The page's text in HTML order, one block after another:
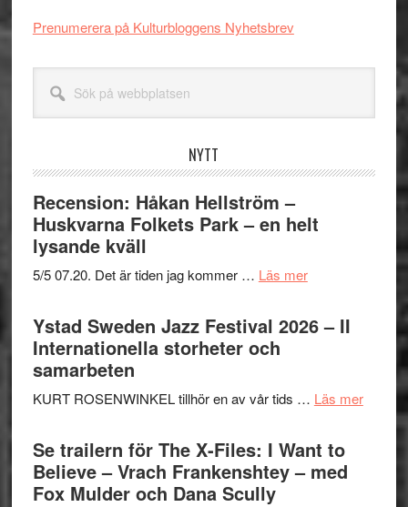
Prenumerera på Kulturbloggens Nyhetsbrev
webbplatsen
NYTT
Recension: Håkan Hellström –
Huskvarna Folkets Park – en helt
lysande kväll
5/5 07.20. Det är tiden jag kommer … Läs merom
Håkan
Hellström
Folkets
–
en
Ystad Sweden Jazz Festival 2026 – II
Internationella storheter och
samarbeten
KURT ROSENWINKEL tillhör en av vår tids … Läs merom
Ystad
Se trailern för The X-Files: I Want to
Believe – Vrach Frankenshtey – med
Fox Mulder och Dana Scully